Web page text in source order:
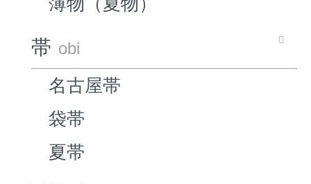
帯 obi
名古屋帯
袋帯
夏帯